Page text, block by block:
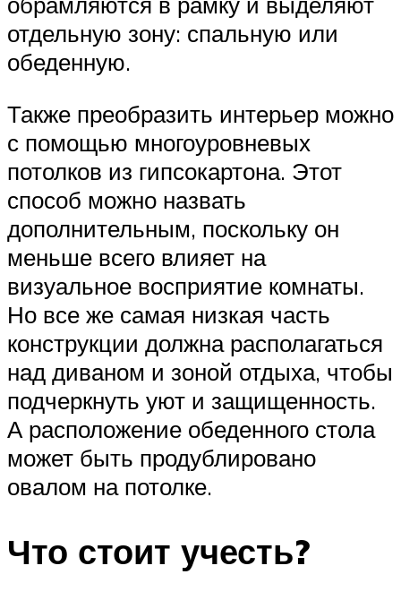
отдельную зону: спальную или
обеденную.
Также преобразить интерьер можно
с помощью многоуровневых
потолков из гипсокартона. Этот
способ можно назвать
дополнительным, поскольку он
меньше всего влияет на
визуальное восприятие комнаты.
Но все же самая низкая часть
конструкции должна располагаться
над диваном и зоной отдыха, чтобы
подчеркнуть уют и защищенность.
А расположение обеденного стола
может быть продублировано
овалом на потолке.
Что стоит учесть?